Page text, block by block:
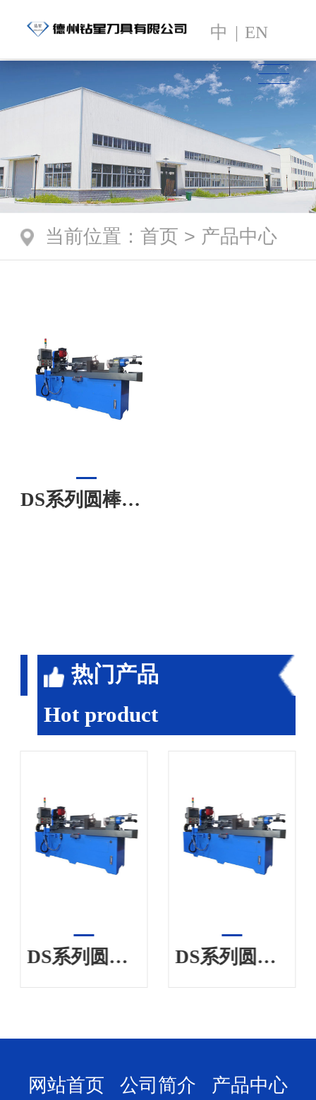
中 | EN
当前位置 ： 首页 > 产品中心
DS系列圆棒钻孔专机
热门产品
Hot product
DS系列圆棒钻孔专机 DS系列圆棒钻孔专机
网站首页 公司简介 产品中心